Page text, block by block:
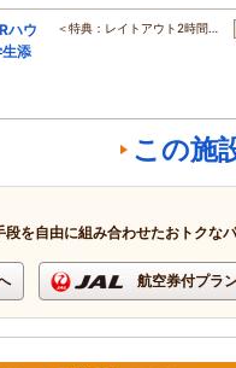
ハウ
添
＜特典：レイトアウト2時間…
この施
段を自由に組み合わせたおトクな
航空券付プラ